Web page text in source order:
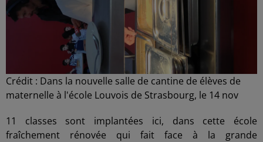
Crédit : Dans la nouvelle salle de cantine de élèves de
maternelle à l'école Louvois de Strasbourg, le 14 nov
11 classes sont implantées ici, dans cette école
fraîchement rénovée qui fait face à la grande